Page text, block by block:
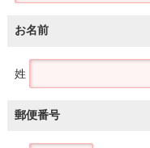
お名前
姓
郵便番号